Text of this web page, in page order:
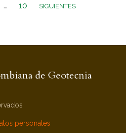
… 10 SIGUIENTES
de Geotecnia
personales